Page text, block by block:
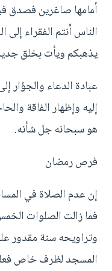
أمامها صاغرين فصدق
الناس أنتم الفقراء إلى
يذهبكم ويأت بخلق
عبادة الدعاء والجؤار
إليه وإظهار الفاقة
هو سبحانه جل شأنه.
فرص رمضان
إن عدم الصلاة في
فما زالت الصلوات
وتراويحه سنة مقدور
المسجد لظرف خاص